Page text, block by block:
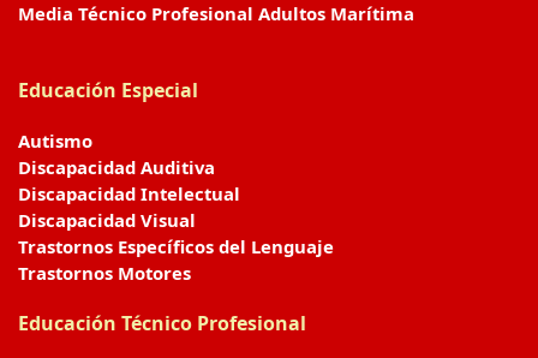
Media Técnico Profesional Adultos Marítima
Educación Especial
Autismo
Discapacidad Auditiva
Discapacidad Intelectual
Discapacidad Visual
Trastornos Específicos del Lenguaje
Trastornos Motores
Educación Técnico Profesional